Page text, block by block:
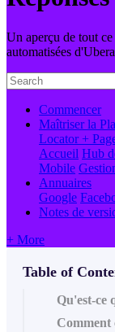
Un aperçu de tout
automatisées
Commencer
Maîtriser la
Locator +
Accueil Hub
Mobile
Annuaires
Google
Notes de
+ More
Table of
Qu'est-ce
Comment